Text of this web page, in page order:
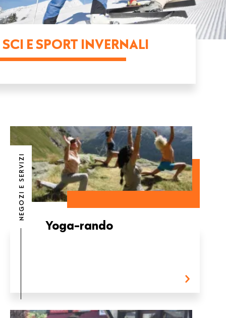
SCI E SPORT INVERNALI
NEGOZI E SERVIZI
Yoga-rando